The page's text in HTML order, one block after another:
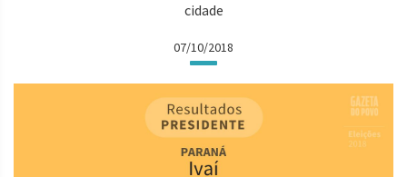
cidade
07/10/2018